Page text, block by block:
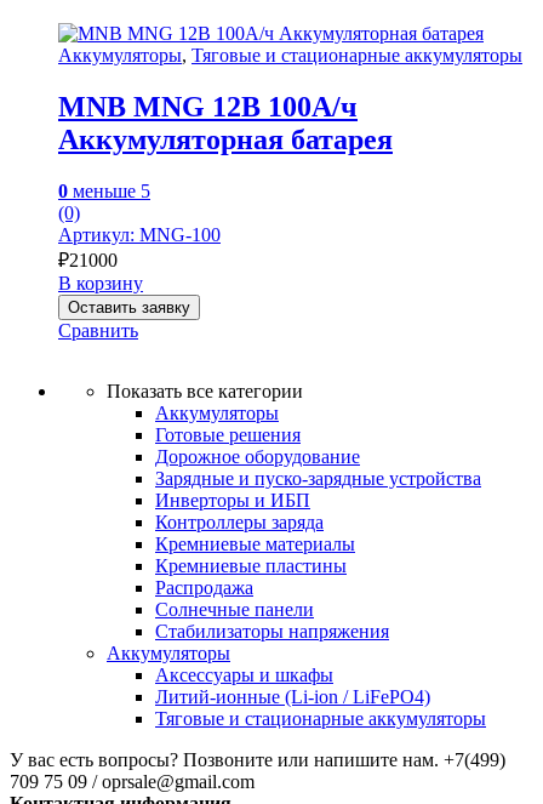
Аккумуляторы, Тяговые и стационарные аккумуляторы
MNB MNG 12В 100А/ч
Аккумуляторная батарея
0 меньше 5
(0)
Артикул: MNG-100
₽21000
В корзину
Оставить заявку
Сравнить
Показать все категории
Аккумуляторы
Готовые решения
Дорожное оборудование
Зарядные и пуско-зарядные устройства
Инверторы и ИБП
Контроллеры заряда
Кремниевые материалы
Кремниевые пластины
Распродажа
Солнечные панели
Стабилизаторы напряжения
Аккумуляторы
Аксессуары и шкафы
Литий-ионные (Li-ion / LiFePO4)
Тяговые и стационарные аккумуляторы
У вас есть вопросы? Позвоните или напишите нам. +7(499)
709 75 09 / oprsale@gmail.com